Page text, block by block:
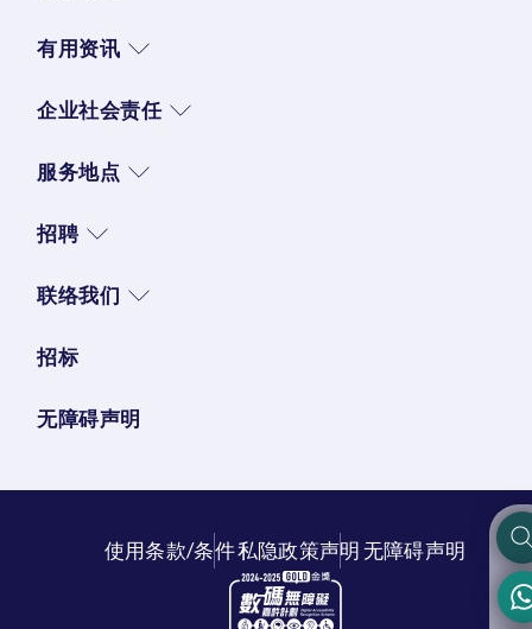
有用资讯
企业社会责任
服务地点
招聘
联络我们
招标
无障碍声明
使用条款/条件私隐政策声明无障碍声明